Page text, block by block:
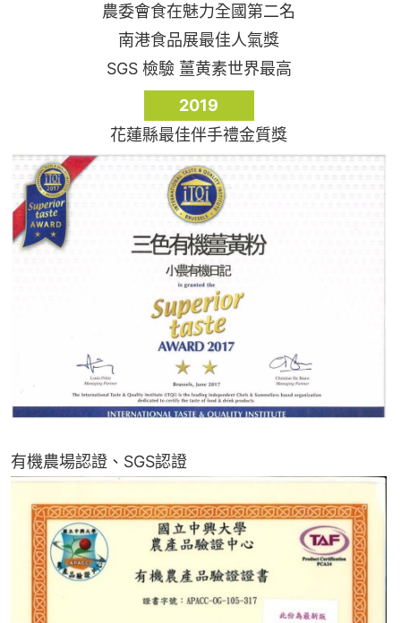
農委會食在魅力全國第二名
南港食品展最佳人氣獎
SGS 檢驗 薑黄素世界最高
2019
花蓮縣最佳伴手禮金質獎
有機農場認證、SGS認證